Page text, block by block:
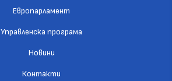
Европарламент
Управленска програма
Новини
Контакти